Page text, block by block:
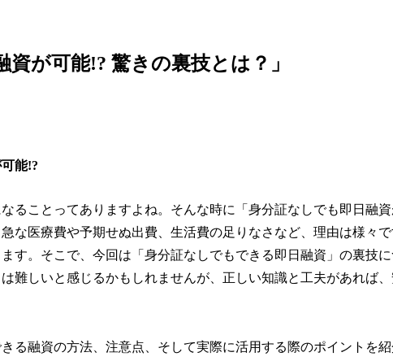
資が可能!? 驚きの裏技とは？」
能!?
ることってありますよね。そんな時に「身分証なしでも即日融
な医療費や予期せぬ出費、生活費の足りなさなど、理由は様々
す。そこで、今回は「身分証なしでもできる即日融資」の裏技
難しいと感じるかもしれませんが、正しい知識と工夫があれば
る融資の方法、注意点、そして実際に活用する際のポイントを紹